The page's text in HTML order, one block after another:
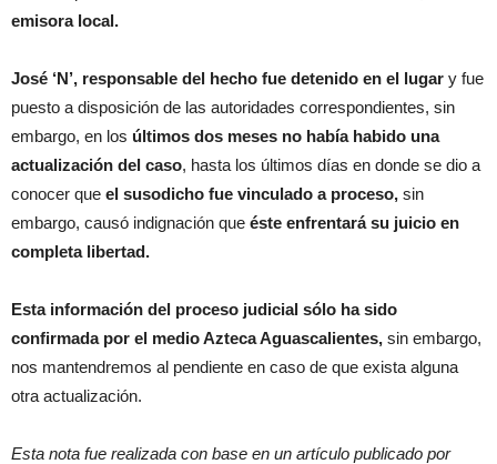
emisora local.
José ‘N’, responsable del hecho fue detenido en el lugar y fue
puesto a disposición de las autoridades correspondientes, sin
embargo, en los últimos dos meses no había habido una
actualización del caso, hasta los últimos días en donde se dio a
conocer que el susodicho fue vinculado a proceso, sin
embargo, causó indignación que éste enfrentará su juicio en
completa libertad.
Esta información del proceso judicial sólo ha sido
confirmada por el medio Azteca Aguascalientes, sin embargo,
nos mantendremos al pendiente en caso de que exista alguna
otra actualización.
Esta nota fue realizada con base en un artículo publicado por